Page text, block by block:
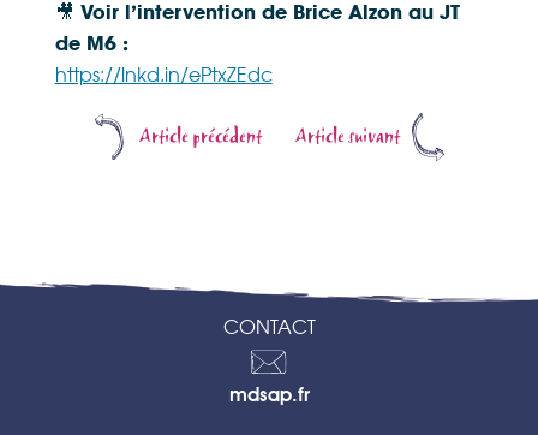
🎥 Voir l’intervention de Brice Alzon au JT
de M6 :
https://lnkd.in/ePtxZEdc
Article précédent Article suivant
CONTACT
Contactez-
mdsap.fr